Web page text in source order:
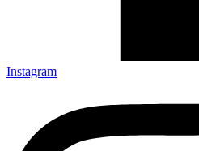
Instagram